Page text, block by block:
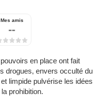
Mes amis
--
en place ont fait
drogues, envers occulté du
limpide pulvérise les idées
prohibition.